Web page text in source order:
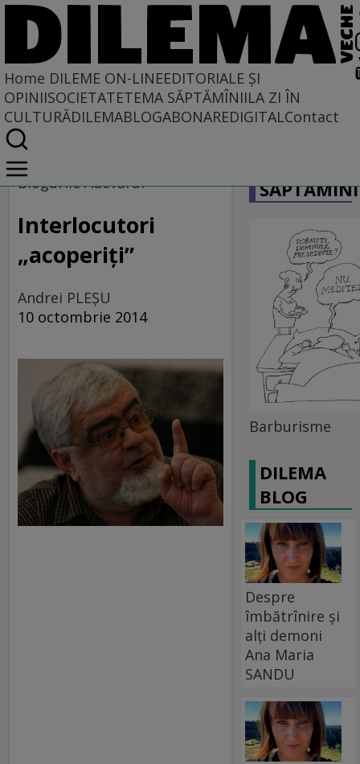
Home DILEME ON-LINEEDITORIALE ȘI
OPINIISOCIETATETEMA SĂPTĂMÎNIILA ZI ÎN
CULTURĂDILEMABLOGABONAREDIGITALContact
Home
Dileme on-line
Blogurile Adevărul
Interlocutori
„acoperiţi”
Andrei PLEŞU
10 octombrie 2014
Barburisme
DILEMA
BLOG
Despre
îmbătrînire și
alți demoni
Ana Maria
SANDU